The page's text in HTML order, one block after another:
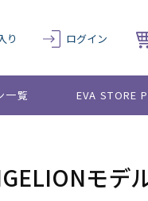
り ログイン
一覧 EVA STORE
モデ